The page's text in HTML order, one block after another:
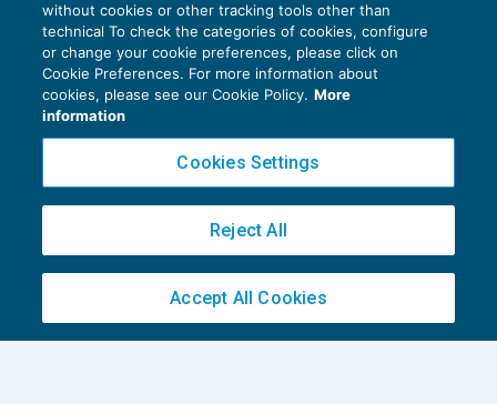
Costi di gestione degli studi
professionali: alcuni dati sulle
componenti software e locazione
ORGANIZZAZIONE STUDI E M&A20/10/2022
without cookies or other tracking tools other than
technical To check the categories of cookies, configure
or change your cookie preferences, please click on
Cookie Preferences. For more information about
cookies, please see our Cookie Policy. More
information
Cookies Settings
Reject All
Accept All Cookies